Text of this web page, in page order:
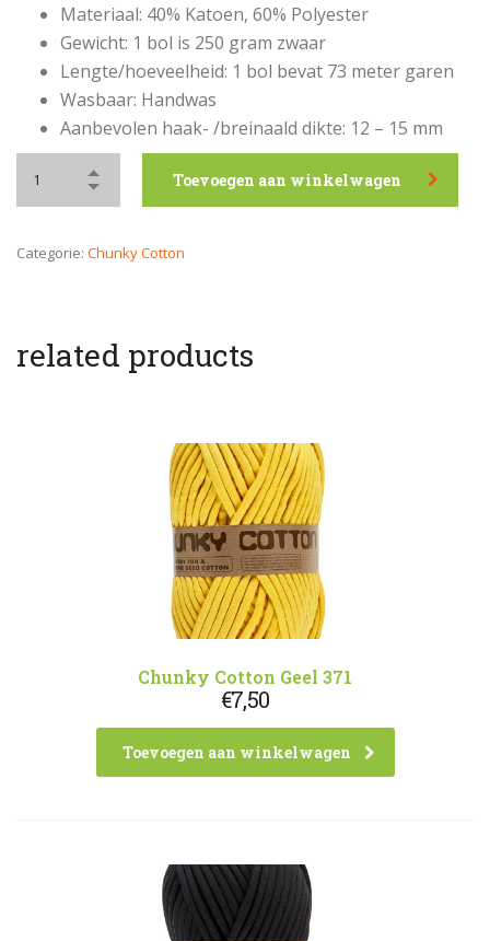
Materiaal: 40% Katoen, 60% Polyester
Gewicht: 1 bol is 250 gram zwaar
Lengte/hoeveelheid: 1 bol bevat 73 meter garen
Wasbaar: Handwas
Aanbevolen haak- /breinaald dikte: 12 – 15 mm
Toevoegen aan winkelwagen
Categorie: Chunky Cotton
related products
Chunky Cotton Geel 371
€7,50
Toevoegen aan winkelwagen